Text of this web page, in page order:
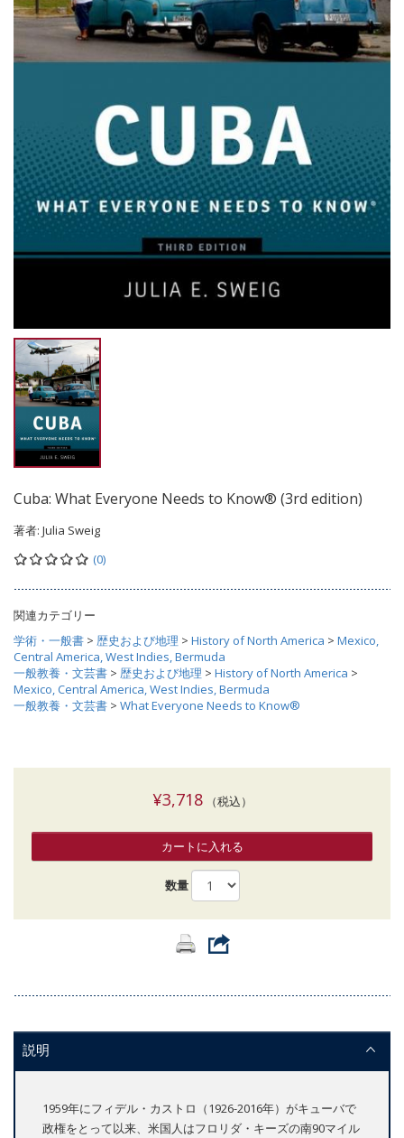
Cuba: What Everyone Needs to Know® (3rd edition)
著者: Julia Sweig
(0)
関連カテゴリー
学術・一般書 > 歴史および地理 > History of North America > Mexico,
Central America, West Indies, Bermuda
一般教養・文芸書 > 歴史および地理 > History of North America >
Mexico, Central America, West Indies, Bermuda
一般教養・文芸書 > What Everyone Needs to Know®
¥3,718（税込）
カートに入れる
数量
説明
1959年にフィデル・カストロ（1926-2016年）がキューバで
政権をとって以来、米国人はフロリダ・キーズの南90マイル